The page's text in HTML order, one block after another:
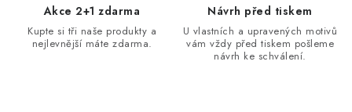
Akce 2+1 zdarma
Kupte si tři naše produkty a
nejlevnější máte zdarma.
Návrh před tiskem
U vlastních a upravených motivů
vám vždy před tiskem pošleme
návrh ke schválení.